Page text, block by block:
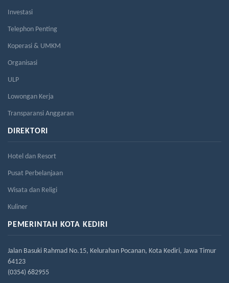
Investasi
Telephon Penting
Koperasi & UMKM
Organisasi
ULP
Lowongan Kerja
Transparansi Anggaran
DIREKTORI
Hotel dan Resort
Pusat Perbelanjaan
Wisata dan Religi
Kuliner
PEMERINTAH KOTA KEDIRI
Jalan Basuki Rahmad No.15, Kelurahan Pocanan, Kota Kediri, Jawa Timur
64123
(0354) 682955